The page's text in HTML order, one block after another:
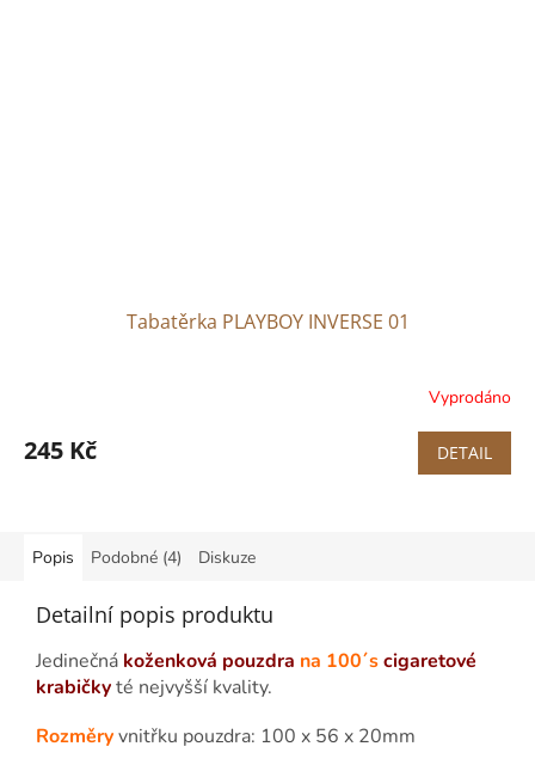
Tabatěrka PLAYBOY INVERSE 01
Vyprodáno
245 Kč DETAIL
Popis Podobné (4) Diskuze
Detailní popis produktu
Jedinečná koženková pouzdra na 100´scigaretové
krabičkyté nejvyšší kvality.
Rozměryvnitřku pouzdra: 100 x 56 x 20mm